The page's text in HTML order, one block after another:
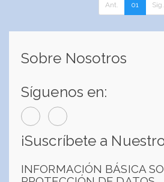
Ant. 01 Sig.
Sobre Nosotros
Síguenos en:
¡Suscríbete a
INFORMACIÓN BÁSICA